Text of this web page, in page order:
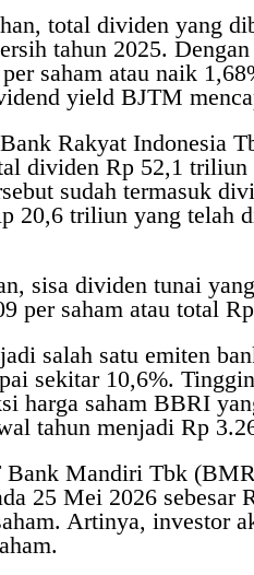
total dividen yang
tahun 2025.
saham atau naik
yield BJTM
Rakyat Indonesia
dividen Rp 52,1 triliun
sudah termasuk
20,6 triliun yang telah
sisa dividen tunai
per saham atau total
salah satu emiten
sekitar 10,6%.
harga saham BBRI
tahun menjadi Rp
Bank Mandiri Tbk
25 Mei 2026 sebesar
Artinya, investor